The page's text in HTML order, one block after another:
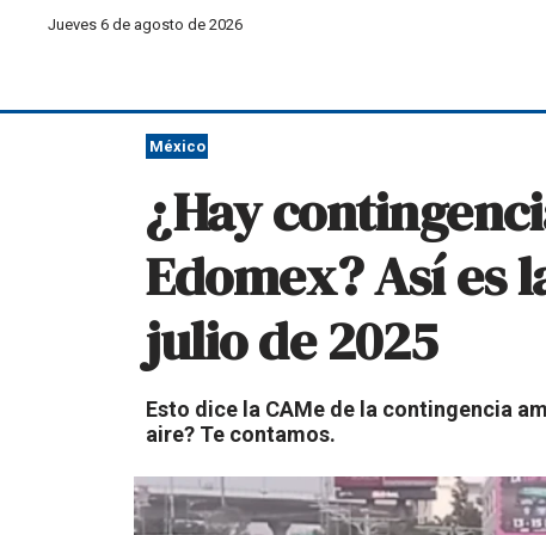
Jueves 6 de agosto de 2026
México
¿Hay
Edomex? Así es
julio de 2025
Esto dice la CAMe de la contingencia
aire? Te contamos.